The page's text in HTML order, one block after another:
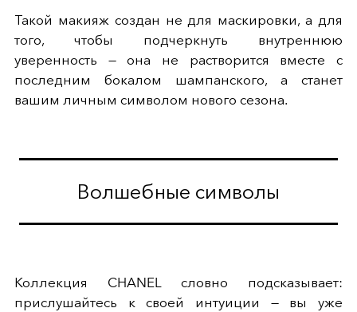
Такой макияж создан не для маскировки, а для
того, чтобы подчеркнуть внутреннюю
уверенность — она не растворится вместе с
последним бокалом шампанского, а станет
вашим личным символом нового сезона.
Волшебные символы
Коллекция CHANEL словно подсказывает:
прислушайтесь к своей интуиции — вы уже